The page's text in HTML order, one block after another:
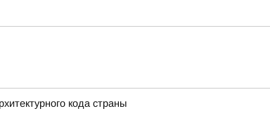
кода страны